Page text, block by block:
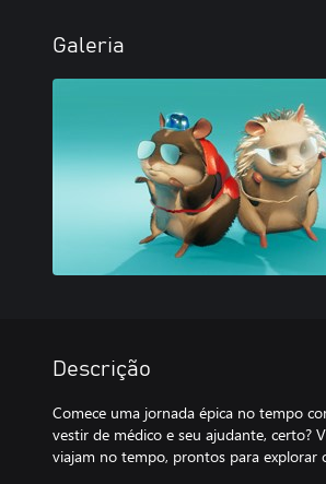
Galeria
Descrição
Comece uma jornada épica no tempo
vestir de médico e seu ajudante, certo?
viajam no tempo, prontos para explorar